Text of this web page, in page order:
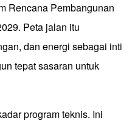
Rencana Pembangunan
Peta jalan itu
dan energi sebagai inti
tepat sasaran untuk
program teknis. Ini